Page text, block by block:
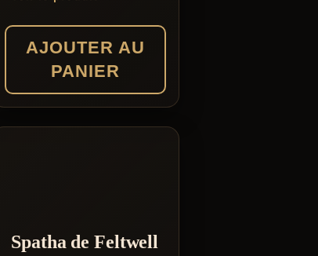
AJOUTER AU
PANIER
Spatha de Feltwell